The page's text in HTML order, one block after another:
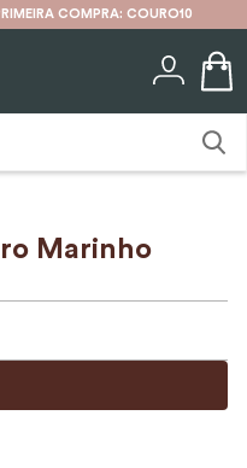
COMPRA: COURO10
Marinho